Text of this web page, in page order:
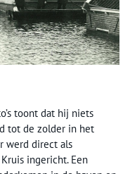
toont dat hij niets
tot de zolder in het
werd direct als
ingericht. Een